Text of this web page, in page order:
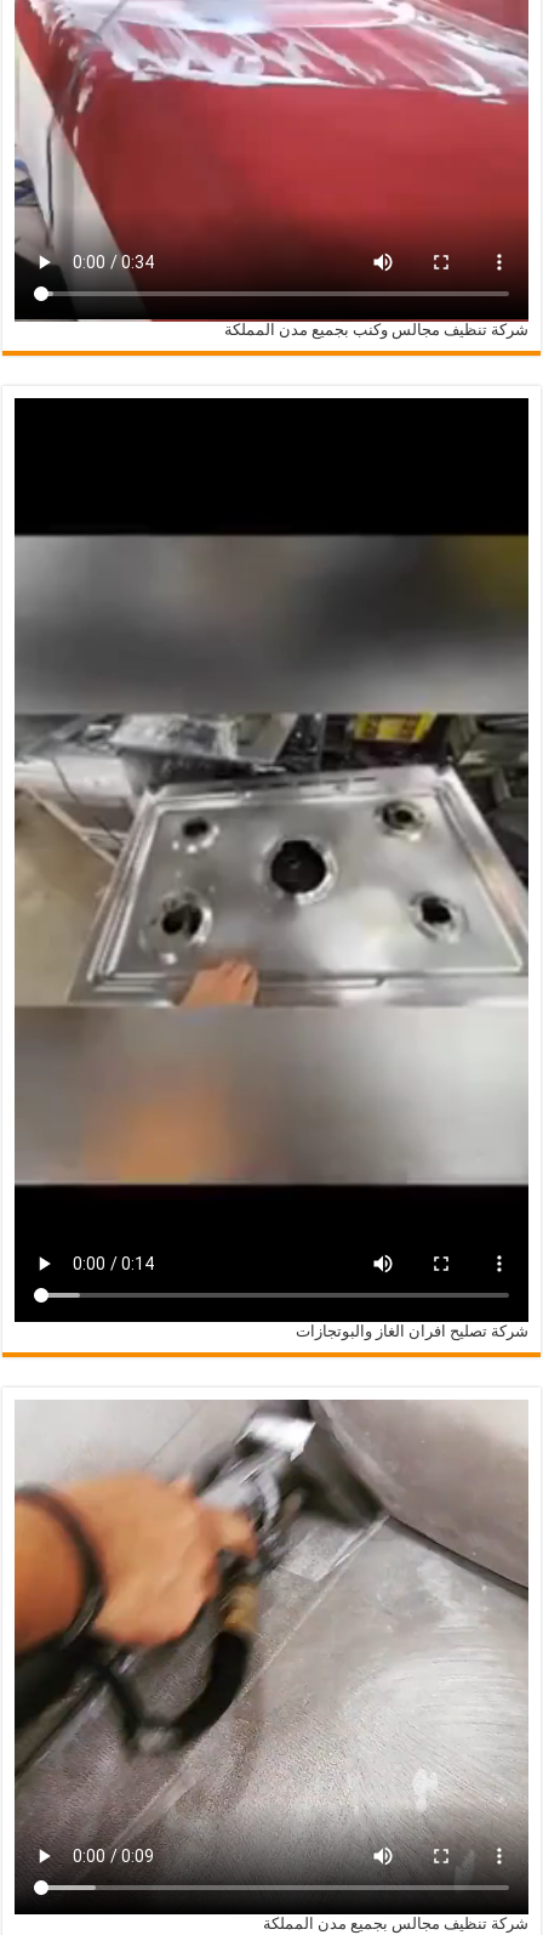
شركة تنظيف مجالس وكنب بجميع مدن المملكة
شركة تصليح افران الغاز والبوتجازات
شركة تنظيف مجالس بجميع مدن المملكة